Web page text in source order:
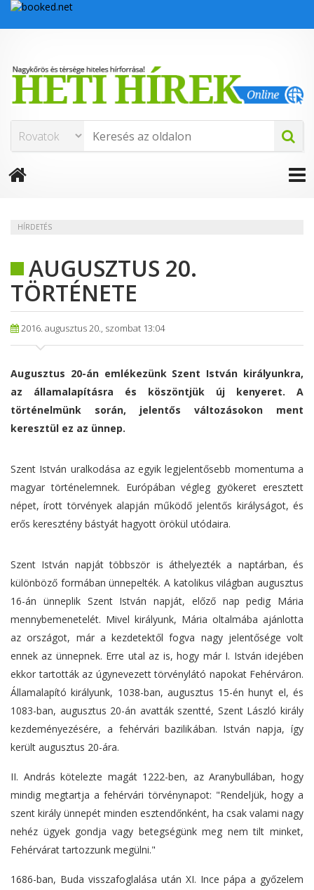
HÍRDETÉS
AUGUSZTUS 20.
TÖRTÉNETE
2016. augusztus 20., szombat 13:04
Augusztus 20-án emlékezünk Szent István királyunkra,
az államalapításra és köszöntjük új kenyeret. A
történelmünk során, jelentős változásokon ment
keresztül ez az ünnep.
Szent István uralkodása az egyik legjelentősebb momentuma a
magyar történelemnek. Európában végleg gyökeret eresztett
népet, írott törvények alapján működő jelentős királyságot, és
erős keresztény bástyát hagyott örökül utódaira.
Szent István napját többször is áthelyezték a naptárban, és
különböző formában ünnepelték. A katolikus világban augusztus
16-án ünneplik Szent István napját, előző nap pedig Mária
mennybemenetelét. Mivel királyunk, Mária oltalmába ajánlotta
az országot, már a kezdetektől fogva nagy jelentősége volt
ennek az ünnepnek. Erre utal az is, hogy már I. István idejében
ekkor tartották az úgynevezett törvénylátó napokat Fehérváron.
Államalapító királyunk, 1038-ban, augusztus 15-én hunyt el, és
1083-ban, augusztus 20-án avatták szentté, Szent László király
kezdeményezésére, a fehérvári bazilikában. István napja, így
került augusztus 20-ára.
II. András kötelezte magát 1222-ben, az Aranybullában, hogy
mindig megtartja a fehérvári törvénynapot: "Rendeljük, hogy a
szent király ünnepét minden esztendőnként, ha csak valami nagy
nehéz ügyek gondja vagy betegségünk meg nem tilt minket,
Fehérvárat tartozzunk megülni."
1686-ban, Buda visszafoglalása után XI. Ince pápa a győzelem